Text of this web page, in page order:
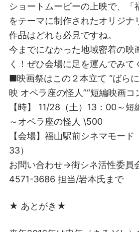
ショートムービーの上映で、「
をテーマに制作されたオリジナ
作品はどれも必見ですね。
今までになかった地域密着の映
く！ぜひ会場に足を運んでみて
■映画祭はこの２本立て “ばら
映 オペラ座の怪人”“短編映画コ
【時】 11/28（土）13：00～
～オペラ座の怪人 \500
【会場】福山駅前シネマモー
33）
お問い合わせ→街シネ活性委員
4571-3686 担当/岩本氏まで
★ あとがき★